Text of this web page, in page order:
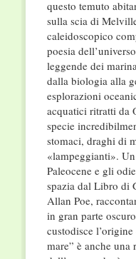
questo temuto
sulla scia di
caleidoscopico
poesia
leggende dei
dalla biologia alla
esplorazioni
acquatici ritratti da
specie
stomaci, draghi di
«lampeggianti».
Paleocene e gli
spazia dal Libro di
Allan Poe,
in gran parte
custodisce
mare” è anche